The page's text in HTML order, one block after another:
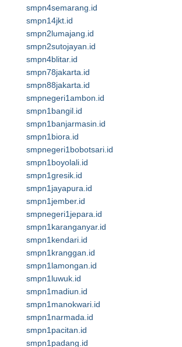
smpn4semarang.id
smpn14jkt.id
smpn2lumajang.id
smpn2sutojayan.id
smpn4blitar.id
smpn78jakarta.id
smpn88jakarta.id
smpnegeri1ambon.id
smpn1bangil.id
smpn1banjarmasin.id
smpn1biora.id
smpnegeri1bobotsari.id
smpn1boyolali.id
smpn1gresik.id
smpn1jayapura.id
smpn1jember.id
smpnegeri1jepara.id
smpn1karanganyar.id
smpn1kendari.id
smpn1kranggan.id
smpn1lamongan.id
smpn1luwuk.id
smpn1madiun.id
smpn1manokwari.id
smpn1narmada.id
smpn1pacitan.id
smpn1padang.id